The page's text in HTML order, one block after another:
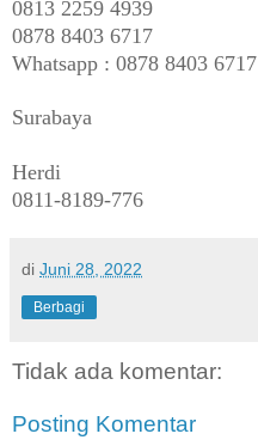
0813 2259 4939
0878 8403 6717
Whatsapp : 0878 8403 6717
Surabaya
Herdi
0811-8189-776
di Juni 28, 2022
Berbagi
Tidak ada komentar:
Posting Komentar